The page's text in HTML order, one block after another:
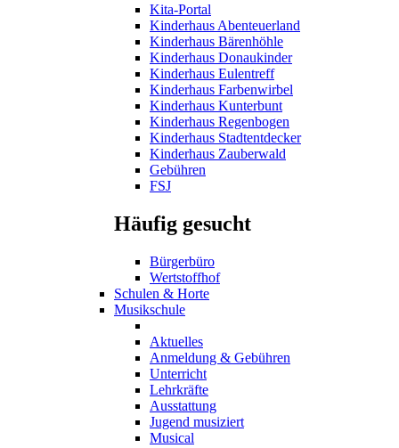
Kita-Portal
Kinderhaus Abenteuerland
Kinderhaus Bärenhöhle
Kinderhaus Donaukinder
Kinderhaus Eulentreff
Kinderhaus Farbenwirbel
Kinderhaus Kunterbunt
Kinderhaus Regenbogen
Kinderhaus Stadtentdecker
Kinderhaus Zauberwald
Gebühren
FSJ
Häufig gesucht
Bürgerbüro
Wertstoffhof
Schulen & Horte
Musikschule
Aktuelles
Anmeldung & Gebühren
Unterricht
Lehrkräfte
Ausstattung
Jugend musiziert
Musical